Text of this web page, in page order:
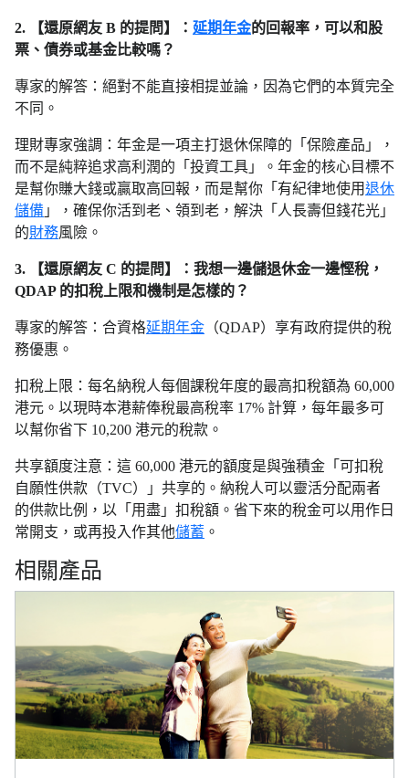
2. 【還原網友 B 的提問】： 延期年金的回報率，可以和股
票、債券或基金比較嗎？
專家的解答：絕對不能直接相提並論，因為它們的本質完全
不同。
理財專家強調：年金是一項主打退休保障的「保險產品」，
而不是純粹追求高利潤的「投資工具」。年金的核心目標不
是幫你賺大錢或贏取高回報，而是幫你「有紀律地使用退休
儲備 」，確保你活到老、領到老，解決「人長壽但錢花光」
的財務風險。
3. 【還原網友 C 的提問】：我想一邊儲退休金一邊慳稅，
QDAP 的扣稅上限和機制是怎樣的？
專家的解答：合資格延期年金 （QDAP）享有政府提供的稅
務優惠。
扣稅上限：每名納稅人每個課稅年度的最高扣稅額為 60,000
港元。以現時本港薪俸稅最高稅率 17% 計算，每年最多可
以幫你省下 10,200 港元的稅款。
共享額度注意：這 60,000 港元的額度是與強積金「可扣稅
自願性供款（TVC）」共享的。納稅人可以靈活分配兩者
的供款比例，以「用盡」扣稅額。省下來的稅金可以用作日
常開支，或再投入作其他儲蓄 。
相關產品